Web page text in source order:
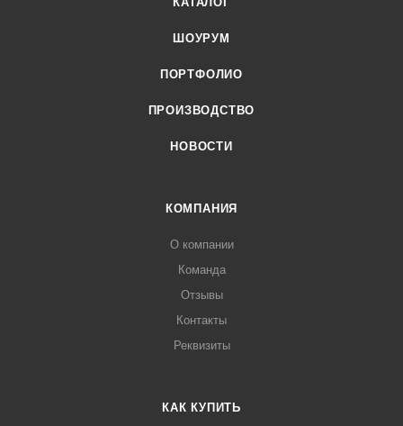
ШОУРУМ
ПОРТФОЛИО
ПРОИЗВОДСТВО
НОВОСТИ
КОМПАНИЯ
О компании
Команда
Отзывы
Контакты
Реквизиты
КАК КУПИТЬ